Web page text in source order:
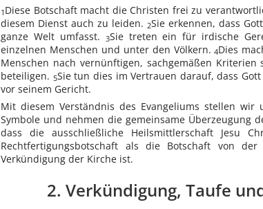
1 Diese Botschaft macht die Christen frei zu
diesem Dienst auch zu leiden. 2Sie erkennen, dass
ganze Welt umfasst.
3Sie treten ein für irdische
einzelnen Menschen und unter den Völkern.4Dies
Menschen nach vernünftigen, sachgemäßen
beteiligen. 5Sie tun dies im Vertrauen darauf, dass
vor seinem Gericht.
Mit diesem Verständnis des Evangeliums stellen
Symbole und nehmen die gemeinsame Überzeugung
dass die ausschließliche Heilsmittlerschaft Jesu
Rechtfertigungsbotschaft als die Botschaft von
Verkündigung der Kirche ist.
2. Verkündigung, Taufe